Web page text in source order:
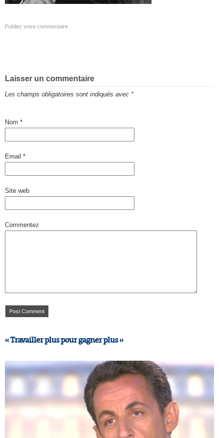
Publiez votre commentaire
Laisser un commentaire
Les champs obligatoires sont indiqués avec *
Nom *
Email *
Site web
Commentez
« Travailler plus pour gagner plus »